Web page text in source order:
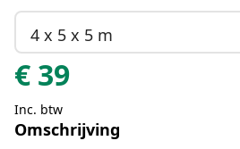
4 x 5 x 5 m
€ 39
Inc. btw
Omschrijving